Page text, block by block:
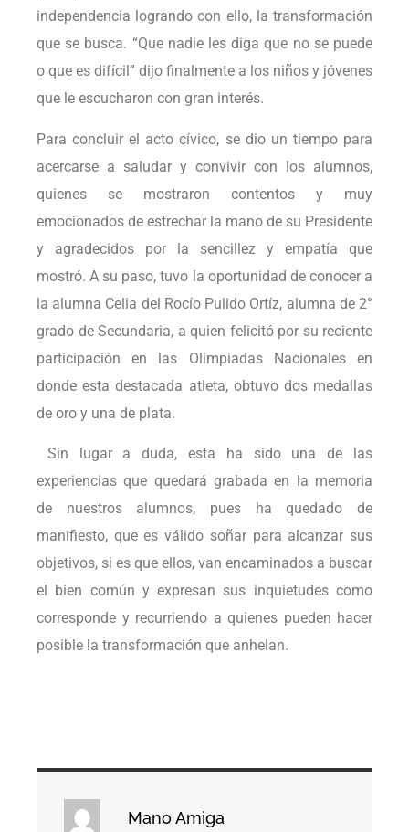
independencia logrando con ello, la transformación
que se busca. “Que nadie les diga que no se puede
o que es difícil” dijo finalmente a los niños y jóvenes
que le escucharon con gran interés.
Para concluir el acto cívico, se dio un tiempo para
acercarse a saludar y convivir con los alumnos,
quienes se mostraron contentos y muy
emocionados de estrechar la mano de su Presidente
y agradecidos por la sencillez y empatía que
mostró. A su paso, tuvo la oportunidad de conocer a
la alumna Celia del Rocío Pulido Ortíz, alumna de 2°
grado de Secundaria, a quien felicitó por su reciente
participación en las Olimpiadas Nacionales en
donde esta destacada atleta, obtuvo dos medallas
de oro y una de plata.
Sin lugar a duda, esta ha sido una de las
experiencias que quedará grabada en la memoria
de nuestros alumnos, pues ha quedado de
manifiesto, que es válido soñar para alcanzar sus
objetivos, si es que ellos, van encaminados a buscar
el bien común y expresan sus inquietudes como
corresponde y recurriendo a quienes pueden hacer
posible la transformación que anhelan.
Mano Amiga